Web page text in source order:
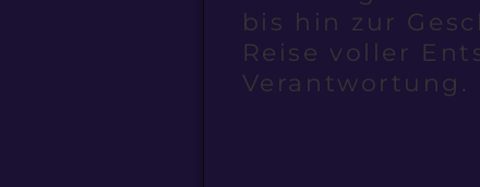
bis hin zur
Reise voller
Verantwortung.